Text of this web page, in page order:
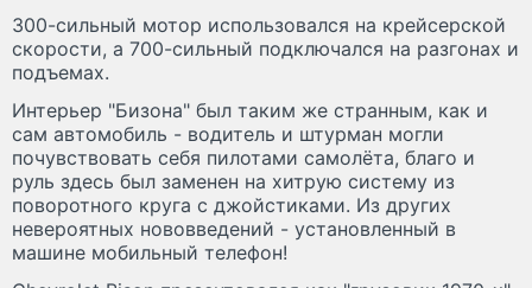
300-сильный мотор использовался на крейсерской
скорости, а 700-сильный подключался на разгонах и
подъемах.
Интерьер "Бизона" был таким же странным, как и
сам автомобиль - водитель и штурман могли
почувствовать себя пилотами самолёта, благо и
руль здесь был заменен на хитрую систему из
поворотного круга с джойстиками. Из других
невероятных нововведений - установленный в
машине мобильный телефон!